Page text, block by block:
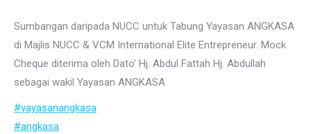
Sumbangan daripada NUCC untuk Tabung Yayasan ANGKASA
di Majlis NUCC & VCM International Elite Entrepreneur. Mock
Cheque diterima oleh Dato’ Hj. Abdul Fattah Hj. Abdullah
sebagai wakil Yayasan ANGKASA
#yayasanangkasa
#angkasa